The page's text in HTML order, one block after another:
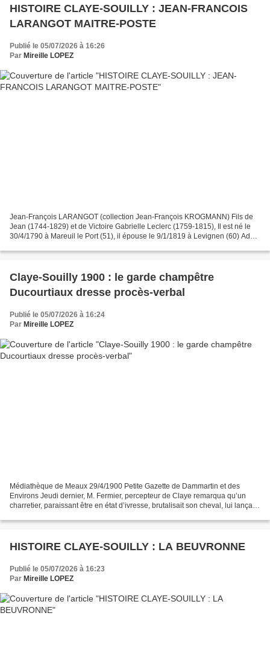
HISTOIRE CLAYE-SOUILLY : JEAN-FRANCOIS
LARANGOT MAITRE-POSTE
Publié le 05/07/2026 à 16:26
Par Mireille LOPEZ
Jean-François LARANGOT (collection Jean-François KROGMANN) Fils de
Jean (1744-1829) et de Victoire Gabrielle Leclerc (1759-1815), Il est né le
30/4/1790 à Mareuil le Port (51), il épouse le 9/1/1819 à Levignen (60) Adèle
Claye-Souilly 1900 : le garde champêtre
Ducourtiaux dresse procès-verbal
Publié le 05/07/2026 à 16:24
Par Mireille LOPEZ
Médiathèque de Meaux 29/4/1900 Petite Gazette de Dammartin et des
Environs Jeudi dernier, M. Fermier, percepteur de Claye remarqua qu’un
charretier, paraissant être en état d’ivresse, brutalisait son cheval, lui lançant
HISTOIRE CLAYE-SOUILLY : LA BEUVRONNE
Publié le 05/07/2026 à 16:23
Par Mireille LOPEZ